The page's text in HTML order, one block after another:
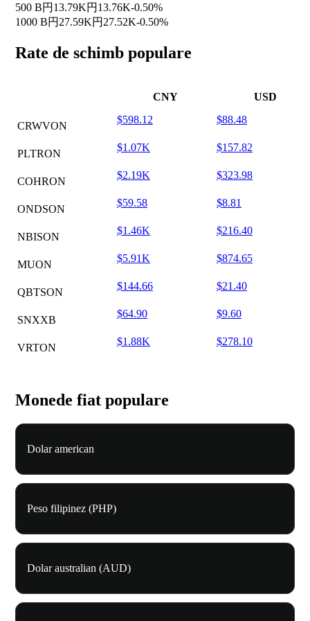
500 B円13.79K円13.76K-0.50%
1000 B円27.59K円27.52K-0.50%
Rate de schimb populare
CNY USD
CRWVON
$598.12 $88.48
PLTRON
$1.07K $157.82
COHRON
$2.19K $323.98
ONDSON
$59.58 $8.81
NBISON
$1.46K $216.40
MUON
$5.91K $874.65
QBTSON
$144.66 $21.40
SNXXB
$64.90 $9.60
VRTON
$1.88K $278.10
Monede fiat populare
Dolar american
Peso filipinez (PHP)
Dolar australian (AUD)